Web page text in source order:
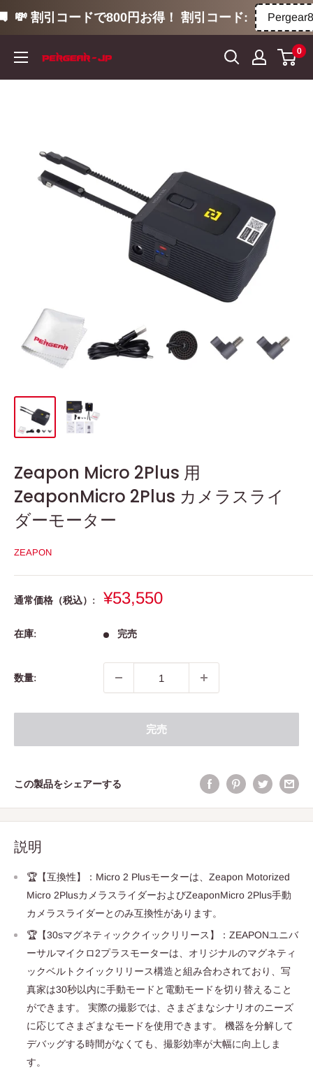
💸 割引コードで800円お得！ 割引コード:
テ
0
Zeapon Micro 2Plus 用
ZeaponMicro 2Plus カメラスライ
ダーモーター
ZEAPON
通常価格（税込）:
販
価
¥53,550
在庫: 完売
数量:
完売
この製品をシェアーする
説明
🏆【互換性】：Micro 2 Plusモーターは、Zeapon Motorized
Micro 2PlusカメラスライダーおよびZeaponMicro 2Plus手動
カメラスライダーとのみ互換性があります。
🏆【30sマグネティッククイックリリース】：ZEAPONユニバ
ーサルマイクロ2プラスモーターは、オリジナルのマグネティ
ックベルトクイックリリース構造と組み合わされており、写
真家は30秒以内に手動モードと電動モードを切り替えること
ができます。 実際の撮影では、さまざまなシナリオのニーズ
に応じてさまざまなモードを使用できます。 機器を分解して
デバッグする時間がなくても、撮影効率が大幅に向上しま
す。